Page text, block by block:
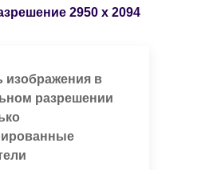
2950 x 2094
изображения в
разрешении